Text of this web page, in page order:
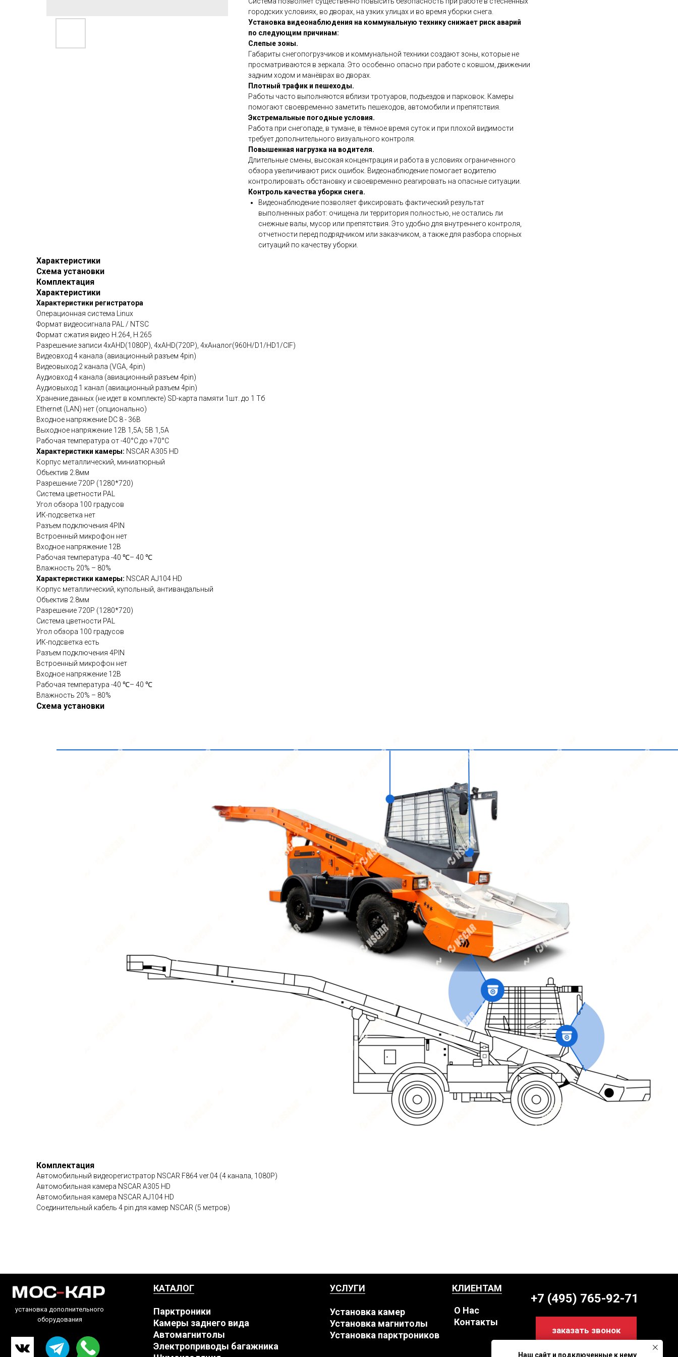
городских условиях, во дворах, на узких улицах и во время уборки снега.
Установка видеонаблюдения на коммунальную технику снижает риск аварий
по следующим причинам:
Слепые зоны.
Габариты снегопогрузчиков и коммунальной техники создают зоны, которые не
просматриваются в зеркала. Это особенно опасно при работе с ковшом, движении
задним ходом и манёврах во дворах.
Плотный трафик и пешеходы.
Работы часто выполняются вблизи тротуаров, подъездов и парковок. Камеры
помогают своевременно заметить пешеходов, автомобили и препятствия.
Экстремальные погодные условия.
Работа при снегопаде, в тумане, в тёмное время суток и при плохой видимости
требует дополнительного визуального контроля.
Повышенная нагрузка на водителя.
Длительные смены, высокая концентрация и работа в условиях ограниченного
обзора увеличивают риск ошибок. Видеонаблюдение помогает водителю
контролировать обстановку и своевременно реагировать на опасные ситуации.
Контроль качества уборки снега.
Видеонаблюдение позволяет фиксировать фактический результат
выполненных работ: очищена ли территория полностью, не остались ли
снежные валы, мусор или препятствия. Это удобно для внутреннего контроля,
отчетности перед подрядчиком или заказчиком, а также для разбора спорных
ситуаций по качеству уборки.
Характеристики
Схема установки
Комплектация
Характеристики
Характеристики регистратора
Операционная система Linux
Формат видеосигнала PAL / NTSC
Формат сжатия видео H.264, H.265
Разрешение записи 4xAHD(1080P), 4xAHD(720P), 4xАналог(960H/D1/HD1/CIF)
Видеовход 4 канала (авиационный разъем 4pin)
Видеовыход 2 канала (VGA, 4pin)
Аудиовход 4 канала (авиационный разъем 4pin)
Аудиовыход 1 канал (авиационный разъем 4pin)
Хранение данных (не идет в комплекте) SD-карта памяти 1шт. до 1 Тб
Ethernet (LAN) нет (опционально)
Входное напряжение DC 8 - 36В
Выходное напряжение 12В 1,5А; 5В 1,5А
Рабочая температура от -40°С до +70°С
Характеристики камеры: NSCAR A305 HD
Корпус металлический, миниатюрный
Объектив 2.8мм
Разрешение 720Р (1280*720)
Система цветности PAL
Угол обзора 100 градусов
ИК-подсветка нет
Разъем подключения 4PIN
Встроенный микрофон нет
Входное напряжение 12В
Рабочая температура -40 ℃– 40 ℃
Влажность 20% – 80%
Характеристики камеры: NSCAR AJ104 HD
Корпус металлический, купольный, антивандальный
Объектив 2.8мм
Разрешение 720Р (1280*720)
Система цветности PAL
Угол обзора 100 градусов
ИК-подсветка есть
Разъем подключения 4PIN
Встроенный микрофон нет
Входное напряжение 12В
Рабочая температура -40 ℃– 40 ℃
Влажность 20% – 80%
Схема установки
Комплектация
Автомобильный видеорегистратор NSCAR F864 ver.04 (4 канала, 1080P)
Автомобильная камера NSCAR A305 HD
Автомобильная камера NSCAR AJ104 HD
Соединительный кабель 4 pin для камер NSCAR (5 метров)
УСЛУГИ КЛИЕНТАМ
КАТАЛОГ
+7 (495) 765-92-71
установка дополнительного
оборудования
Автомагнитолы
Парктроники
Электроприводы багажника
Камеры заднего вида
заказать звонок
Установка камер
О Нас
Контакты
Установка магнитолы
Установка парктроников
Наш сайт и подключенные к нему